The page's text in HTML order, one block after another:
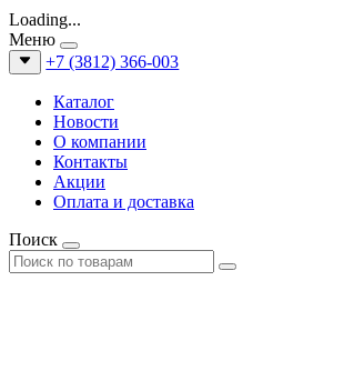
Loading...
Меню
+7 (3812) 366-003
Каталог
Новости
О компании
Контакты
Акции
Оплата и доставка
Поиск